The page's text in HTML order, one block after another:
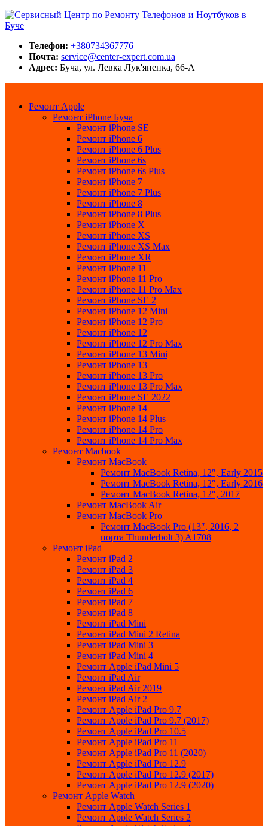
Сервисный Центр по Ремонту Телефонов и Ноутбуков в Буче
Center-Expert.com.ua
Телефон: +380734367776
Почта: service@center-expert.com.ua
Адрес: Буча, ул. Левка Лук'яненка, 66-А
Ремонт Apple
Ремонт iPhone Буча
Ремонт iPhone SE
Ремонт iPhone 6
Ремонт iPhone 6 Plus
Ремонт iPhone 6s
Ремонт iPhone 6s Plus
Ремонт iPhone 7
Ремонт iPhone 7 Plus
Ремонт iPhone 8
Ремонт iPhone 8 Plus
Ремонт iPhone X
Ремонт iPhone XS
Ремонт iPhone XS Max
Ремонт iPhone XR
Ремонт iPhone 11
Ремонт iPhone 11 Pro
Ремонт iPhone 11 Pro Max
Ремонт iPhone SE 2
Ремонт iPhone 12 Mini
Ремонт iPhone 12 Pro
Ремонт iPhone 12
Ремонт iPhone 12 Pro Max
Ремонт iPhone 13 Mini
Ремонт iPhone 13
Ремонт iPhone 13 Pro
Ремонт iPhone 13 Pro Max
Ремонт iPhone SE 2022
Ремонт iPhone 14
Ремонт iPhone 14 Plus
Ремонт iPhone 14 Pro
Ремонт iPhone 14 Pro Max
Ремонт Macbook
Ремонт MacBook
Ремонт MacBook Retina, 12″, Early 2015
Ремонт MacBook Retina, 12″, Early 2016
Ремонт MacBook Retina, 12″, 2017
Ремонт MacBook Air
Ремонт MacBook Pro
Ремонт MacBook Pro (13″, 2016, 2
порта Thunderbolt 3) A1708
Ремонт iPad
Ремонт iPad 2
Ремонт iPad 3
Ремонт iPad 4
Ремонт iPad 6
Ремонт iPad 7
Ремонт iPad 8
Ремонт iPad Mini
Ремонт iPad Mini 2 Retina
Ремонт iPad Mini 3
Ремонт iPad Mini 4
Ремонт Apple iPad Mini 5
Ремонт iPad Air
Ремонт iPad Air 2019
Ремонт iPad Air 2
Ремонт Apple iPad Pro 9.7
Ремонт Apple iPad Pro 9.7 (2017)
Ремонт Apple iPad Pro 10.5
Ремонт Apple iPad Pro 11
Ремонт Apple iPad Pro 11 (2020)
Ремонт Apple iPad Pro 12.9
Ремонт Apple iPad Pro 12.9 (2017)
Ремонт Apple iPad Pro 12.9 (2020)
Ремонт Apple Watch
Ремонт Apple Watch Series 1
Ремонт Apple Watch Series 2